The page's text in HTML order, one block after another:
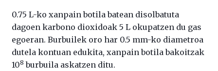
0.75 L-ko xanpain botila batean disolbatuta
dagoen karbono dioxidoak 5 L okupatzen du gas
egoeran. Burbuilek oro har 0.5 mm-ko diametroa
dutela kontuan edukita, xanpain botila bakoitzak
108 burbuila askatzen ditu.